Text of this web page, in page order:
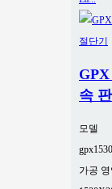
속
모델
gpx1530
가공 영